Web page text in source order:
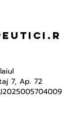
7, Ap. 72
J2025005704009